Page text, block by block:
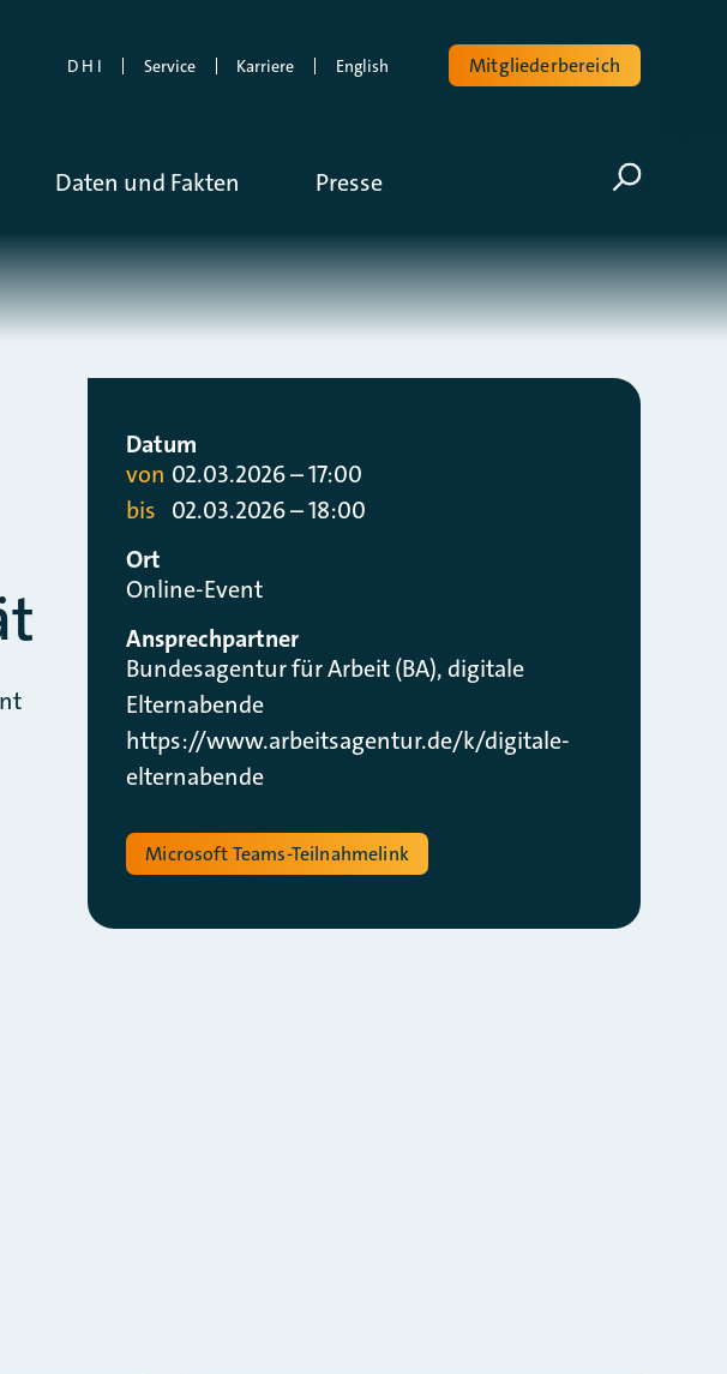
D H I Service Karriere English Mitgliederbereich
Daten und Fakten PresseVolltextsuche
Suche
Datum
von 02.03.2026 – 17:00
bis 02.03.2026 – 18:00
Ort
Online-Event
Ansprechpartner
Bundesagentur für Arbeit (BA), digitale
Elternabende
https://www.arbeitsagentur.de/k/digitale-
elternabende
Microsoft Teams-Teilnahmelink